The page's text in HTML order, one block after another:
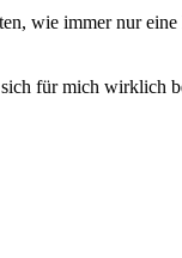
wie immer nur
für mich wirklich